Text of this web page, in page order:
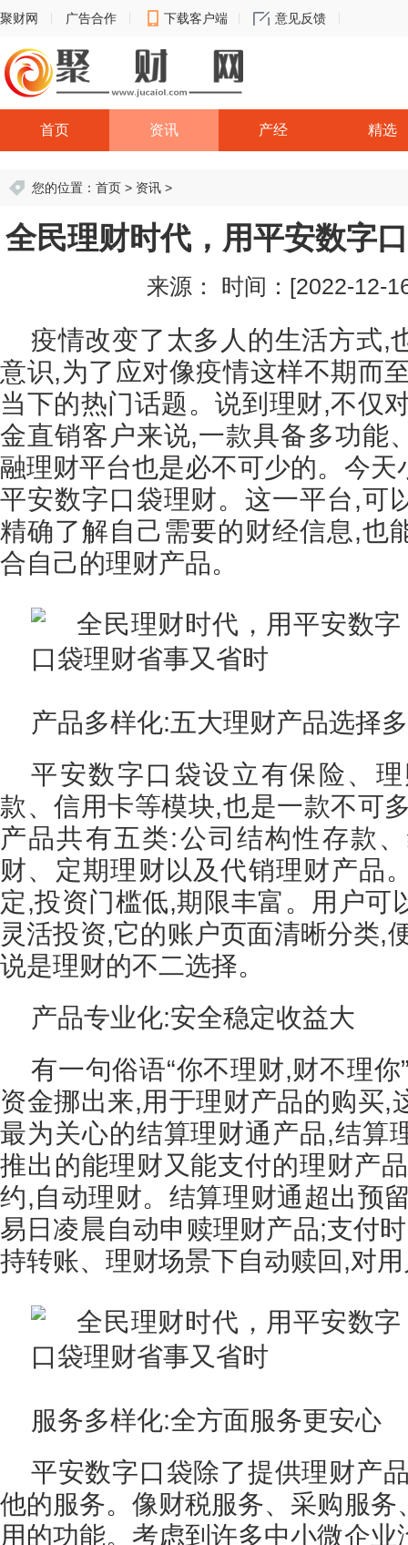
聚财网 广告合作 下载客户端 意见反馈
首页 资讯 产经 精选
您的位置： 首页 > 资讯 >
全民理财时代，用平安数字
来源： 时间：[2022-12-
疫情改变了太多人的生活方式,
意识,为了应对像疫情这样不期而
当下的热门话题。说到理财,不仅
金直销客户来说,一款具备多功能
融理财平台也是必不可少的。今
平安数字口袋理财。这一平台,可
精确了解自己需要的财经信息,也
合自己的理财产品。
产品多样化:五大理财产品选择多
平安数字口袋设立有保险、
款、信用卡等模块,也是一款不可
产品共有五类:公司结构性存款
财、定期理财以及代销理财产品
定,投资门槛低,期限丰富。用户可
灵活投资,它的账户页面清晰分类,
说是理财的不二选择。
产品专业化:安全稳定收益大
有一句俗语“你不理财,财不理
资金挪出来,用于理财产品的购买,
最为关心的结算理财通产品,结算
推出的能理财又能支付的理财产
约,自动理财。结算理财通超出预
易日凌晨自动申赎理财产品;支付
持转账、理财场景下自动赎回,对
服务多样化:全方面服务更安心
平安数字口袋除了提供理财产
他的服务。像财税服务、采购服
用的功能。考虑到许多中小微企